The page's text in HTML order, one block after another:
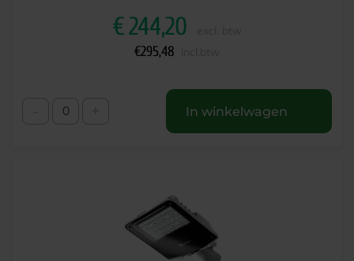
€244,20
€295,48
In winkelwagen